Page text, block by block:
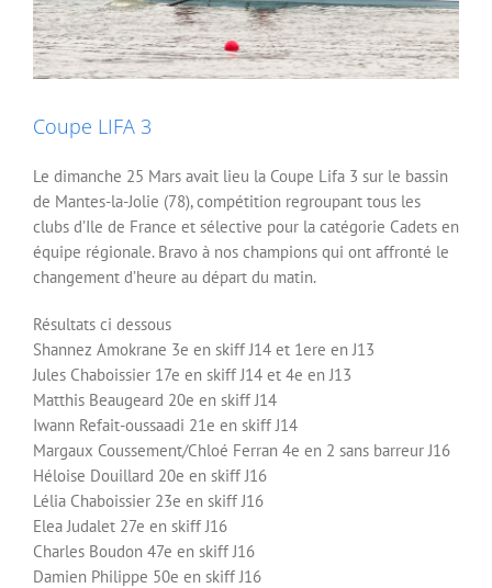
Coupe LIFA 3
Le dimanche 25 Mars avait lieu la Coupe Lifa 3 sur le bassin
de Mantes-la-Jolie (78), compétition regroupant tous les
clubs d’Ile de France et sélective pour la catégorie Cadets en
équipe régionale. Bravo à nos champions qui ont affronté le
changement d’heure au départ du matin.
Résultats ci dessous
Shannez Amokrane 3e en skiff J14 et 1ere en J13
Jules Chaboissier 17e en skiff J14 et 4e en J13
Matthis Beaugeard 20e en skiff J14
Iwann Refait-oussaadi 21e en skiff J14
Margaux Coussement/Chloé Ferran 4e en 2 sans barreur J16
Héloise Douillard 20e en skiff J16
Lélia Chaboissier 23e en skiff J16
Elea Judalet 27e en skiff J16
Charles Boudon 47e en skiff J16
Damien Philippe 50e en skiff J16